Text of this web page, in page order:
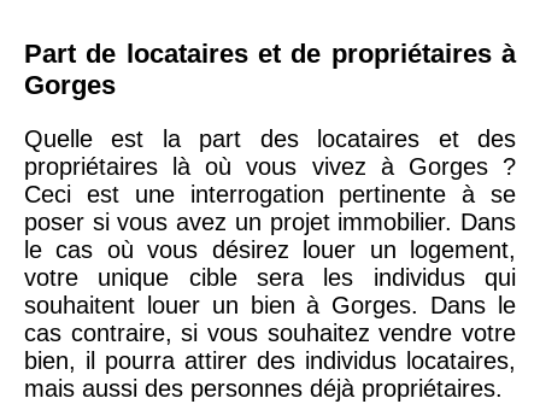
Part de locataires et de propriétaires à
Gorges
Quelle est la part des locataires et des
propriétaires là où vous vivez à Gorges ?
Ceci est une interrogation pertinente à se
poser si vous avez un projet immobilier. Dans
le cas où vous désirez louer un logement,
votre unique cible sera les individus qui
souhaitent louer un bien à Gorges. Dans le
cas contraire, si vous souhaitez vendre votre
bien, il pourra attirer des individus locataires,
mais aussi des personnes déjà propriétaires.